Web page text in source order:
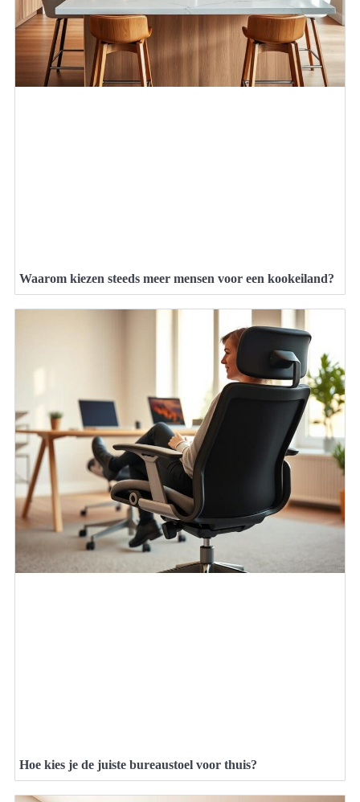
Waarom kiezen steeds meer mensen voor een kookeiland?
Hoe kies je de juiste bureaustoel voor thuis?